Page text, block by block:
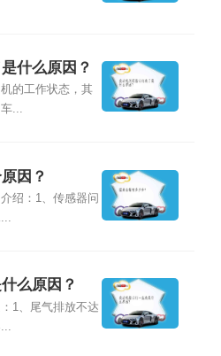
什么原因？
的工作状态，其
...
因？
绍：1、传感器问
么原因？
1、尾气排放不达